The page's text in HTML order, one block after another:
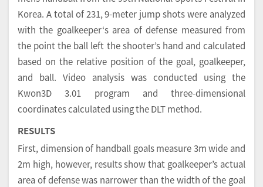
Korea. A total of 231, 9-meter jump shots were analyzed
with the goalkeeper‘s area of defense measured from
the point the ball left the shooter’s hand and calculated
based on the relative position of the goal, goalkeeper,
and ball. Video analysis was conducted using the
Kwon3D 3.01 program and three-dimensional
coordinates calculated using the DLT method.
RESULTS
First, dimension of handball goals measure 3m wide and
2m high, however, results show that goalkeeper’s actual
area of defense was narrower than the width of the goal